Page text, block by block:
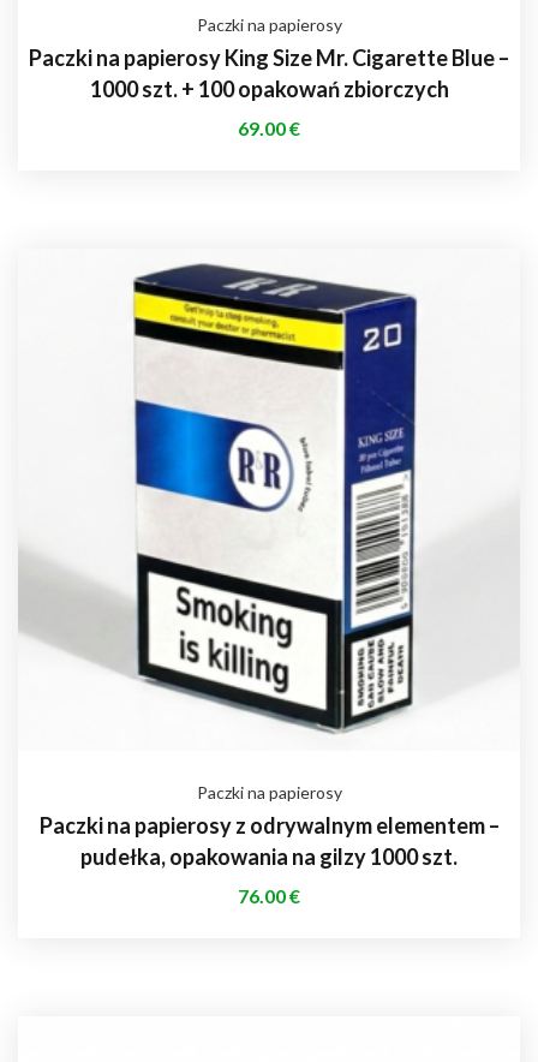
Paczki na papierosy
Paczki na papierosy King Size Mr. Cigarette Blue –
1000 szt. + 100 opakowań zbiorczych
69.00€
Paczki na papierosy
Paczki na papierosy z odrywalnym elementem –
pudełka, opakowania na gilzy 1000 szt.
76.00€